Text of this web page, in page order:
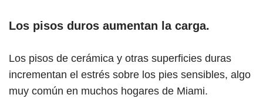
Los pisos duros aumentan la carga.
Los pisos de cerámica y otras superficies duras
incrementan el estrés sobre los pies sensibles, algo
muy común en muchos hogares de Miami.